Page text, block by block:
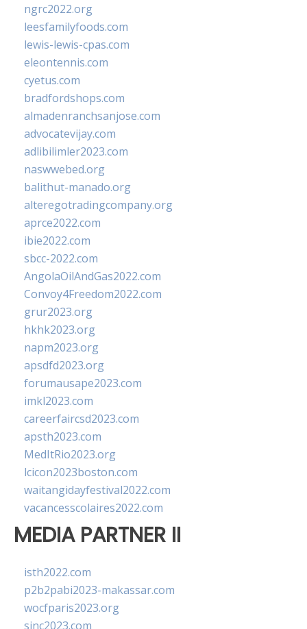
ngrc2022.org
leesfamilyfoods.com
lewis-lewis-cpas.com
eleontennis.com
cyetus.com
bradfordshops.com
almadenranchsanjose.com
advocatevijay.com
adlibilimler2023.com
naswwebed.org
balithut-manado.org
alteregotradingcompany.org
aprce2022.com
ibie2022.com
sbcc-2022.com
AngolaOilAndGas2022.com
Convoy4Freedom2022.com
grur2023.org
hkhk2023.org
napm2023.org
apsdfd2023.org
forumausape2023.com
imkl2023.com
careerfaircsd2023.com
apsth2023.com
MedItRio2023.org
lcicon2023boston.com
waitangidayfestival2022.com
vacancesscolaires2022.com
MEDIA PARTNER II
isth2022.com
p2b2pabi2023-makassar.com
wocfparis2023.org
sinc2023.com